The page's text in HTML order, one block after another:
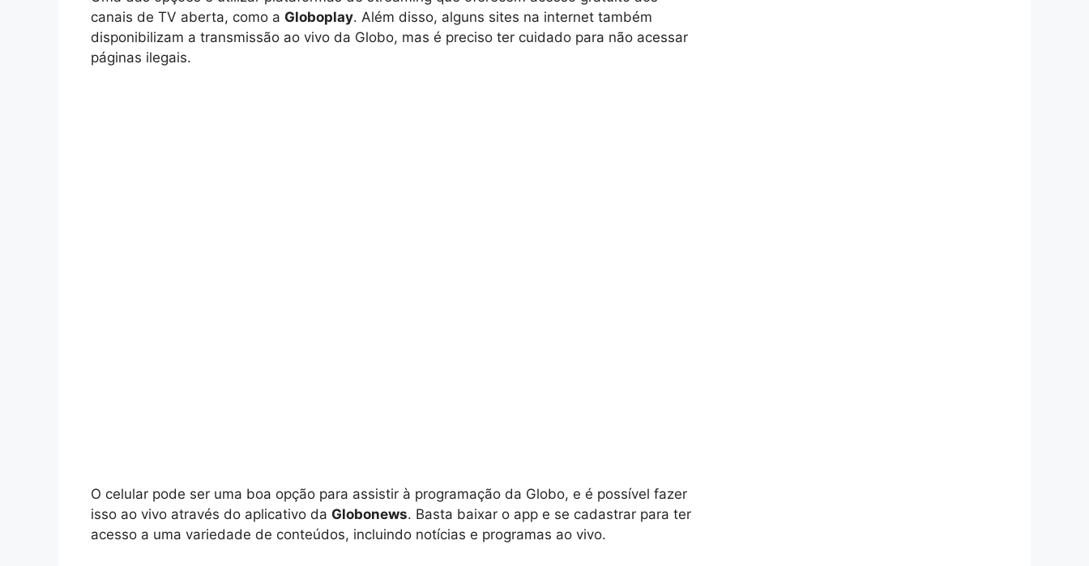
canais de TV aberta, como a Globoplay. Além disso, alguns sites na internet também
disponibilizam a transmissão ao vivo da Globo, mas é preciso ter cuidado para não acessar
páginas ilegais.
O celular pode ser uma boa opção para assistir à programação da Globo, e é possível fazer
isso ao vivo através do aplicativo da Globonews. Basta baixar o app e se cadastrar para ter
acesso a uma variedade de conteúdos, incluindo notícias e programas ao vivo.